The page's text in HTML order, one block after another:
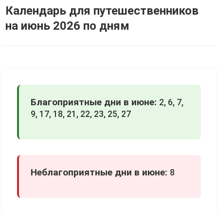
Календарь для путешественников
на июнь 2026 по дням
Благоприятные дни в июне: 2, 6, 7,
9, 17, 18, 21, 22, 23, 25, 27
Неблагоприятные дни в июне: 8